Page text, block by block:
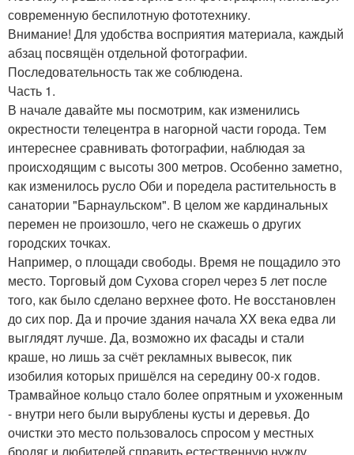
современную беспилотную фототехнику.
Внимание! Для удобства восприятия материала, каждый
абзац посвящён отдельной фотографии.
Последовательность так же соблюдена.
Часть 1.
В начале давайте мы посмотрим, как изменились
окрестности телецентра в нагорной части города. Тем
интереснее сравнивать фотографии, наблюдая за
происходящим с высоты 300 метров. Особенно заметно,
как изменилось русло Оби и поредела растительность в
санатории "Барнаульском". В целом же кардинальных
перемен не произошло, чего не скажешь о других
городских точках.
Например, о площади свободы. Время не пощадило это
место. Торговый дом Сухова сгорел через 5 лет после
того, как было сделано верхнее фото. Не восстановлен
до сих пор. Да и прочие здания начала XX века едва ли
выглядят лучше. Да, возможно их фасады и стали
краше, но лишь за счёт рекламных вывесок, пик
изобилия которых пришёлся на середину 00-х годов.
Трамвайное кольцо стало более опрятным и ухоженным
- внутри него были вырублены кусты и деревья. До
очистки это место пользовалось спросом у местных